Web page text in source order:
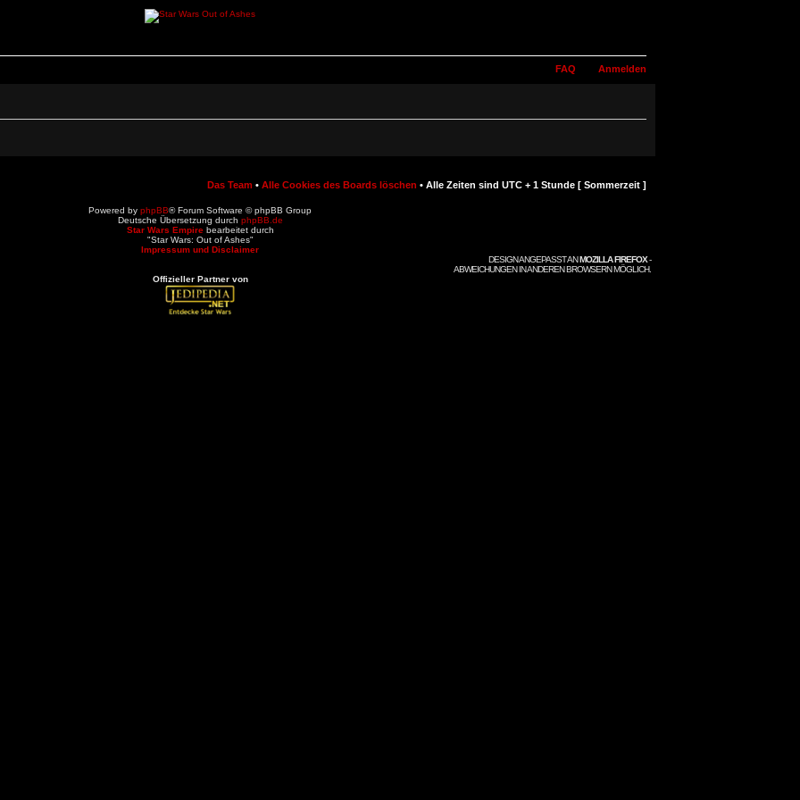
FAQ Anmelden
Das Team • Alle Cookies des Boards löschen • Alle Zeiten sind UTC + 1 Stunde [ Sommerzeit ]
Powered by phpBB® Forum Software © phpBB Group
Deutsche Übersetzung durch phpBB.de
Star Wars Empirebearbeitet durch
"Star Wars: Out of Ashes"
Impressum und Disclaimer
DESIGN ANGEPASST ANMOZILLA FIREFOX-
ABWEICHUNGEN IN ANDEREN BROWSERN MÖGLICH.
Offizieller Partner von